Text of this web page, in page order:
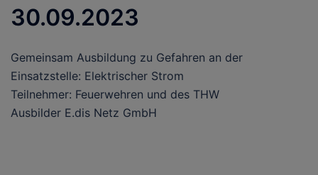
30.09.2023
Gemeinsam Ausbildung zu Gefahren an der
Einsatzstelle: Elektrischer Strom
Teilnehmer: Feuerwehren und des THW
Ausbilder E.dis Netz GmbH